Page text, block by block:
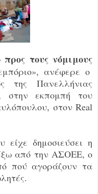
τους νόμιμους
ανέφερε ο
της Πανελλήνιας
στην εκπομπή του
στον Real
δημοσιεύσει η
από την ΑΣΟΕΕ, ο
πού αγοράζουν τα